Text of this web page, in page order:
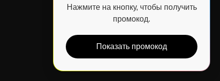
Нажмите на кнопку, чтобы получить
промокод.
Показать промокод